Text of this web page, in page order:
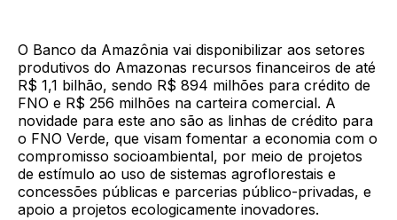
O Banco da Amazônia vai disponibilizar aos setores
produtivos do Amazonas recursos financeiros de até
R$ 1,1 bilhão, sendo R$ 894 milhões para crédito de
FNO e R$ 256 milhões na carteira comercial. A
novidade para este ano são as linhas de crédito para
o FNO Verde, que visam fomentar a economia com o
compromisso socioambiental, por meio de projetos
de estímulo ao uso de sistemas agroflorestais e
concessões públicas e parcerias público-privadas, e
apoio a projetos ecologicamente inovadores.